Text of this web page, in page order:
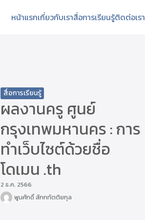
หน้าแรกเกี่ยวกับเราสื่อการเรียนรู้ติดต่อเรา
สื่อการเรียนรู้
ผลงานครู ศูนย์
กรุงเทพมหานคร : การ
ทำเว็บไซต์ด้วยชื่อ
โดเมน .th
2 ธ.ค. 2566
พูนศักดิ์ สักกทัตติยกุล